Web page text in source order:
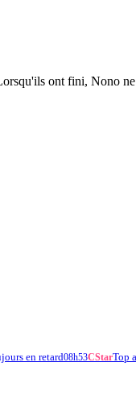
ont fini, Nono
en retard08h53CStarTop